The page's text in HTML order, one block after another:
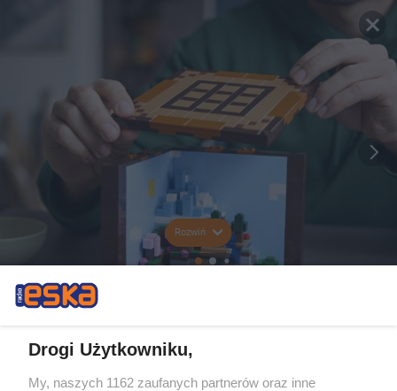
Rozwiń
Drogi Użytkowniku,
My, naszych 1162 zaufanych partnerów oraz inne